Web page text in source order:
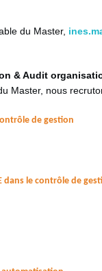
du Master,
& Audit
Master, nous
de gestion
dans le contrôle de